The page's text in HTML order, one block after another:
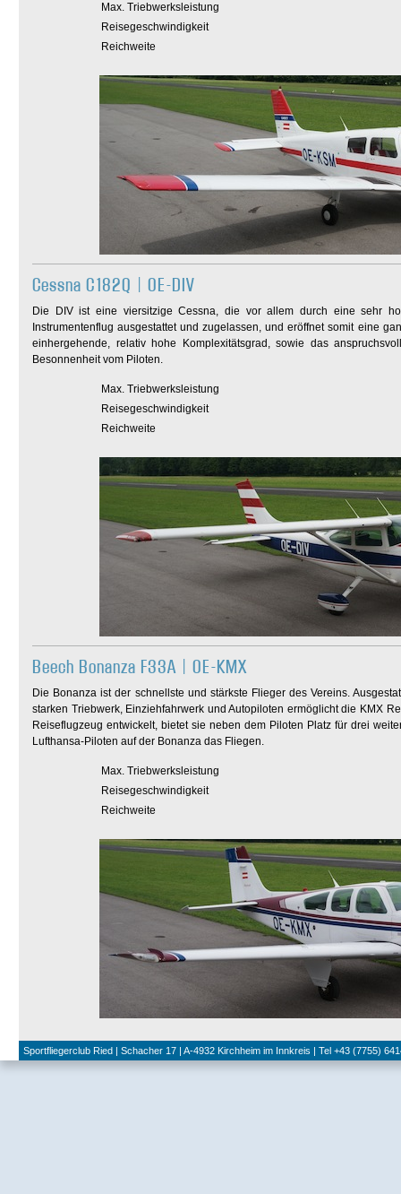
Max. Triebwerksleistung
Reisegeschwindigkeit
Reichweite
Cessna C182Q | OE-DIV
Die DIV ist eine viersitzige Cessna, die vor allem durch eine sehr
Instrumentenflug ausgestattet und zugelassen, und eröffnet somit eine
einhergehende, relativ hohe Komplexitätsgrad, sowie das
Besonnenheit vom Piloten.
Max. Triebwerksleistung
Reisegeschwindigkeit
Reichweite
Beech Bonanza F33A | OE-KMX
Die Bonanza ist der schnellste und stärkste Flieger des Vereins.
starken Triebwerk, Einziehfahrwerk und Autopiloten ermöglicht die KMX
Reiseflugzeug entwickelt, bietet sie neben dem Piloten Platz für drei
Lufthansa-Piloten auf der Bonanza das Fliegen.
Max. Triebwerksleistung
Reisegeschwindigkeit
Reichweite
Sportfliegerclub Ried | Schacher 17 | A-4932 Kirchheim im Innkreis | Tel +43 (7755)